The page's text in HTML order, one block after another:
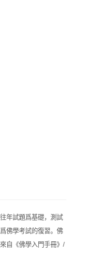
年試題爲基礎，測試
佛學考試的復習。佛
自《佛學入門手冊》/